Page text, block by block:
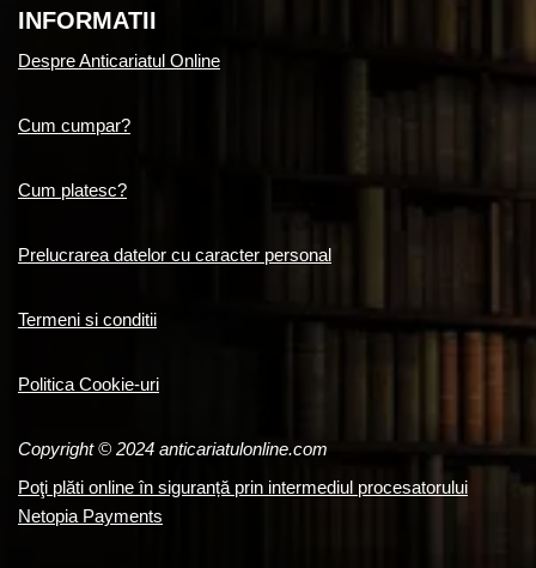
INFORMATII
Despre Anticariatul Online
Cum cumpar?
Cum platesc?
Prelucrarea datelor cu caracter personal
Termeni si conditii
Politica Cookie-uri
Copyright © 2024 anticariatulonline.com
Poţi plăti online în siguranță prin intermediul procesatorului
Netopia Payments